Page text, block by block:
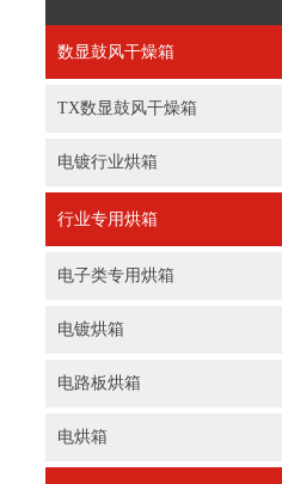
数显鼓风干燥箱
TX数显鼓风干燥箱
电镀行业烘箱
行业专用烘箱
电子类专用烘箱
电镀烘箱
电路板烘箱
电烘箱